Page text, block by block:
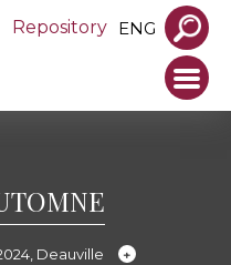
Repository ENG
Deauville